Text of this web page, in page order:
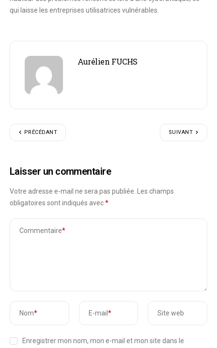
qui laisse les entreprises utilisatrices vulnérables.
Aurélien FUCHS
PRÉCÉDANT SUIVANT
Laisser un commentaire
Votre adresse e-mail ne sera pas publiée.
Les champs
obligatoires sont indiqués avec*
Commentaire*
Nom* E-mail * Site web
Enregistrer mon nom, mon e-mail et mon site dans le